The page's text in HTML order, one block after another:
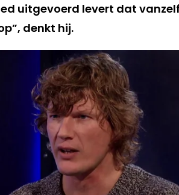
uitgevoerd levert dat
denkt hij.